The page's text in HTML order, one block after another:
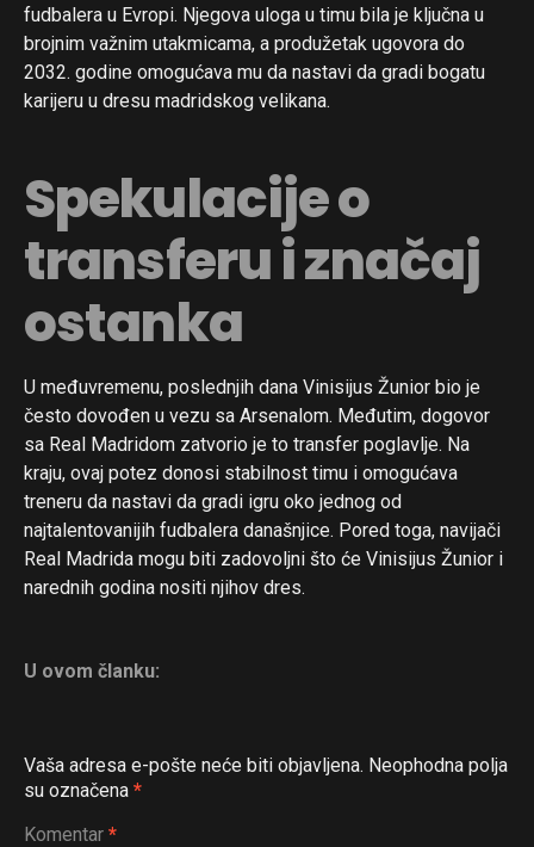
fudbalera u Evropi. Njegova uloga u timu bila je ključna u
brojnim važnim utakmicama, a produžetak ugovora do
2032. godine omogućava mu da nastavi da gradi bogatu
karijeru u dresu madridskog velikana.
Spekulacije o
transferu i značaj
ostanka
U međuvremenu, poslednjih dana Vinisijus Žunior bio je
često dovođen u vezu sa Arsenalom. Međutim, dogovor
sa Real Madridom zatvorio je to transfer poglavlje. Na
kraju, ovaj potez donosi stabilnost timu i omogućava
treneru da nastavi da gradi igru oko jednog od
najtalentovanijih fudbalera današnjice. Pored toga, navijači
Real Madrida mogu biti zadovoljni što će Vinisijus Žunior i
narednih godina nositi njihov dres.
U ovom članku:
Vaša adresa e-pošte neće biti objavljena. Neophodna polja
su označena *
Komentar *